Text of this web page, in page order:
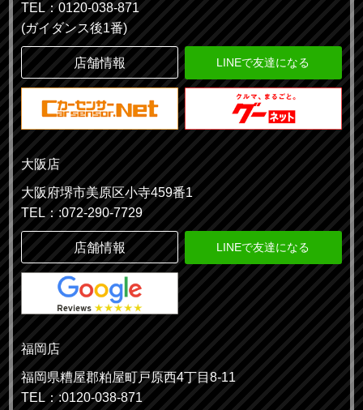
TEL：0120-038-871
(ガイダンス後1番)
店舗情報 LINEで友達になる
大阪店
大阪府堺市美原区小寺459番1
TEL：:072-290-7729
店舗情報 LINEで友達になる
福岡店
福岡県糟屋郡粕屋町戸原西4丁目8-11
TEL：:0120-038-871